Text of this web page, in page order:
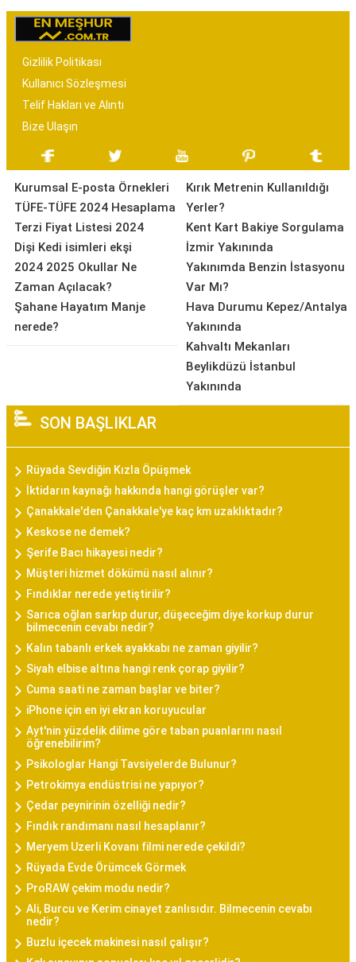
Gizlilik Politikası
Kullanıcı Sözleşmesi
Telif Hakları ve Alıntı
Bize Ulaşın
Kurumsal E-posta Örnekleri
TÜFE-TÜFE 2024 Hesaplama
Terzi Fiyat Listesi 2024
Dişi Kedi isimleri ekşi
2024 2025 Okullar Ne
Zaman Açılacak?
Şahane Hayatım Manje
nerede?
Kırık Metrenin Kullanıldığı
Yerler?
Kent Kart Bakiye Sorgulama
İzmir Yakınında
Yakınımda Benzin İstasyonu
Var Mı?
Hava Durumu Kepez/Antalya
Yakınında
Kahvaltı Mekanları
Beylikdüzü İstanbul
Yakınında
SON BAŞLIKLAR
Rüyada Sevdiğin Kızla Öpüşmek
İktidarın kaynağı hakkında hangi görüşler var?
Çanakkale'den Çanakkale'ye kaç km uzaklıktadır?
Keskose ne demek?
Şerife Bacı hikayesi nedir?
Müşteri hizmet dökümü nasıl alınır?
Fındıklar nerede yetiştirilir?
Sarıca oğlan sarkıp durur, düşeceğim diye korkup durur
bilmecenin cevabı nedir?
Kalın tabanlı erkek ayakkabı ne zaman giyilir?
Siyah elbise altına hangi renk çorap giyilir?
Cuma saati ne zaman başlar ve biter?
iPhone için en iyi ekran koruyucular
Ayt'nin yüzdelik dilime göre taban puanlarını nasıl
öğrenebilirim?
Psikologlar Hangi Tavsiyelerde Bulunur?
Petrokimya endüstrisi ne yapıyor?
Çedar peynirinin özelliği nedir?
Fındık randımanı nasıl hesaplanır?
Meryem Uzerli Kovanı filmi nerede çekildi?
Rüyada Evde Örümcek Görmek
ProRAW çekim modu nedir?
Ali, Burcu ve Kerim cinayet zanlısıdır. Bilmecenin cevabı
nedir?
Buzlu içecek makinesi nasıl çalışır?